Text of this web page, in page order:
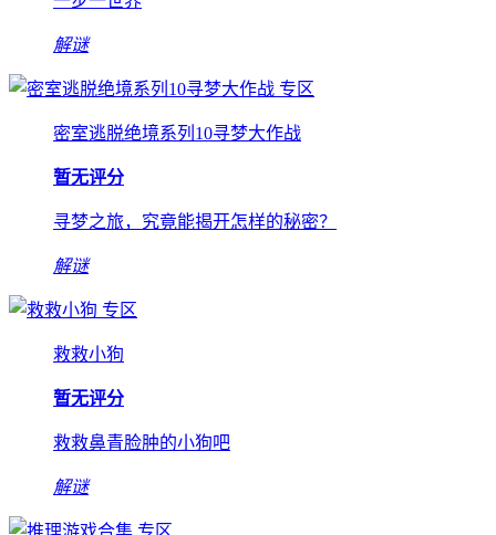
解谜
专区
密室逃脱绝境系列10寻梦大作战
暂无评分
寻梦之旅，究竟能揭开怎样的秘密？
解谜
专区
救救小狗
暂无评分
救救鼻青脸肿的小狗吧
解谜
专区